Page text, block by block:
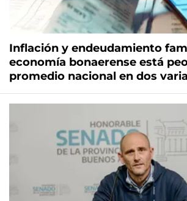
Inflación y endeudamiento
economía bonaerense está
promedio nacional en dos